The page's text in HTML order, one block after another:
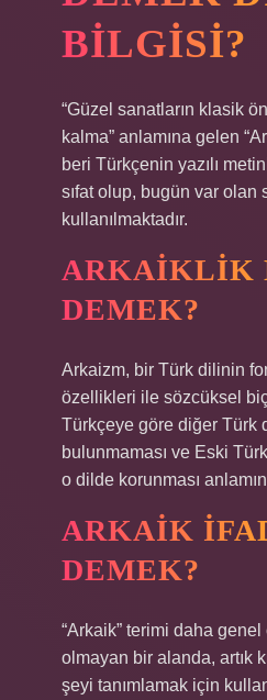
BILGISI?
“Güzel sanatların klasik
kalma” anlamına gelen
beri Türkçenin yazılı
sıfat olup, bugün var olan
kullanılmaktadır.
ARKAIKLIK
DEMEK?
Arkaizm, bir Türk dilinin
özellikleri ile sözcüksel
Türkçeye göre diğer Türk
bulunmaması ve Eski
o dilde korunması
ARKAIK
DEMEK?
“Arkaik” terimi daha
olmayan bir alanda, artık
şeyi tanımlamak için